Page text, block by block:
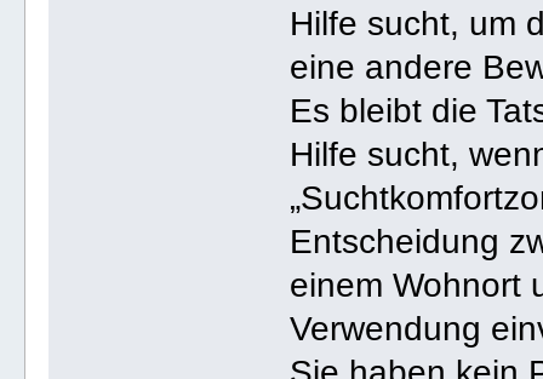
Hilfe sucht, um
eine andere
Es bleibt die
Hilfe sucht,
Entscheidung
einem Wohnort
Verwendung